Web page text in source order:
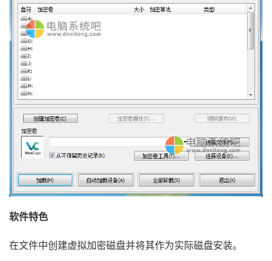
软件特色
在文件中创建虚拟加密磁盘并将其作为实际磁盘安装。